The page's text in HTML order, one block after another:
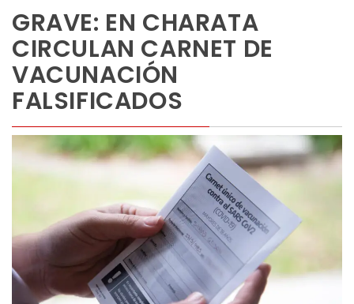
GRAVE: EN CHARATA
CIRCULAN CARNET DE
VACUNACIÓN
FALSIFICADOS